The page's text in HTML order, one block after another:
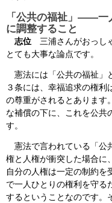
「公共の福祉」――一
に調整すること
志位 三浦さんがおっし
とても大事な論点です。
憲法には「公共の福祉」
３条には、幸福追求の権
の尊重がされるとあります
な補償の下に、これを公共
す。
憲法で言われている「公
権と人権が衝突した場合に
自分の人権は一定の制約を
で一人ひとりの権利を守る
するということなのです。